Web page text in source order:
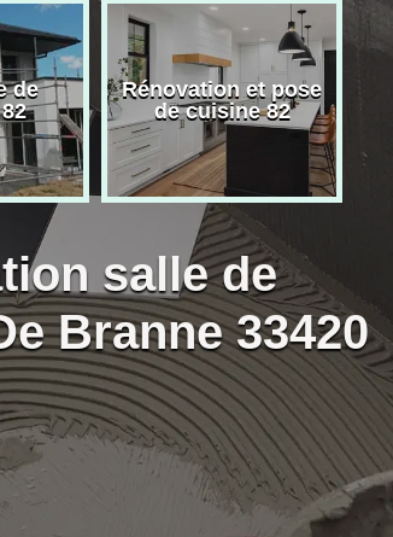
de
Rénovation et pose
de cuisine 82
salle de
Branne 33420